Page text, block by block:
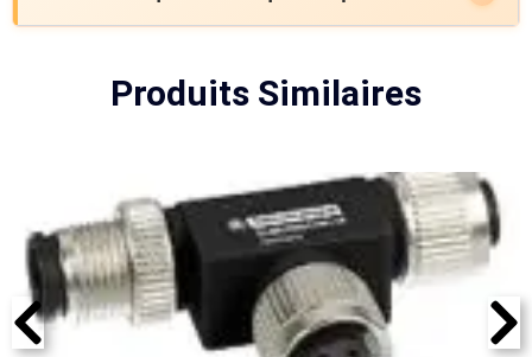
Produits Similaires